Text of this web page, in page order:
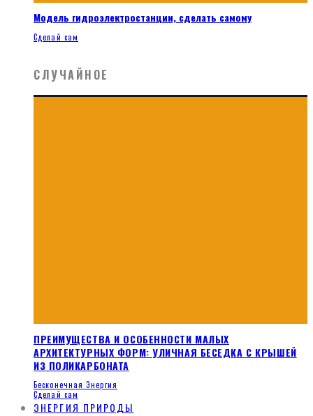
Модель гидроэлектростанции, сделать самому
Сделай сам
СЛУЧАЙНОЕ
ПРЕИМУЩЕСТВА И ОСОБЕННОСТИ МАЛЫХ
АРХИТЕКТУРНЫХ ФОРМ: УЛИЧНАЯ БЕСЕДКА С КРЫШЕЙ
ИЗ ПОЛИКАРБОНАТА
Бесконечная Энергия
Сделай сам
ЭНЕРГИЯ ПРИРОДЫ